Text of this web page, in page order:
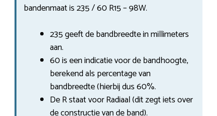
bandenmaat is 235 / 60 R15 – 98W.
235 geeft de bandbreedte in millimeters
aan.
60 is een indicatie voor de bandhoogte,
berekend als percentage van
bandbreedte (hierbij dus 60%.
De R staat voor Radiaal (dit zegt iets over
de constructie van de band).